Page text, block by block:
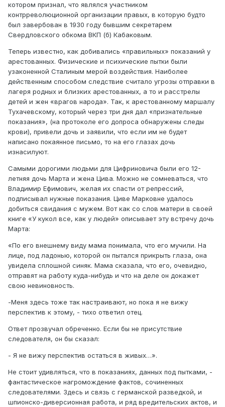
котором признал, что являлся участником
контрреволюционной организации правых, в которую будто
был завербован в 1930 году бывшим секретарем
Свердловского обкома ВКП (б) Кабаковым.
Теперь известно, как добивались «правильных» показаний у
арестованных. Физические и психические пытки были
узаконенной Сталиным мерой воздействия. Наиболее
действенным способом следствие считало угрозы отправки в
лагеря родных и близких арестованных, а то и расстрелы
детей и жен «врагов народа». Так, к арестованному маршалу
Тухачевскому, который через три дня дал «признательные
показания», (на протоколе его допроса обнаружены следы
крови), привели дочь и заявили, что если им не будет
написано покаянное письмо, то на его глазах дочь
изнасилуют.
Самыми дорогими людьми для Цифриновича были его 12-
летняя дочь Марта и жена Цива. Можно не сомневаться, что
Владимир Ефимович, желая их спасти от репрессий,
подписывал нужные показания. Циве Марковне удалось
добиться свидания с мужем. Вот как со слов матери в своей
книге «У кукол все, как у людей» описывает эту встречу дочь
Марта:
«По его внешнему виду мама понимала, что его мучили. На
лице, под ладонью, которой он пытался прикрыть глаза, она
увидела сплошной синяк. Мама сказала, что его, очевидно,
отправят на работу куда-нибудь и что на деле он докажет
свою невиновность.
-Меня здесь тоже так настраивают, но пока я не вижу
перспектив к этому, - тихо ответил отец.
Ответ прозвучал обреченно. Если бы не присутствие
следователя, он бы сказал:
- Я не вижу перспектив остаться в живых…».
Не стоит удивляться, что в показаниях, данных под пытками, -
фантастическое нагромождение фактов, сочиненных
следователями. Здесь и связь с германской разведкой, и
шпионско-диверсионная работа, и ряд вредительских актов, и